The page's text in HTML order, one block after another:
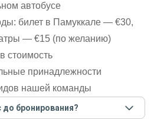
автобусе
билет в Памуккале — €30,
— €15 (по желанию)
стоимость
принадлежности
нашей команды
бронирования?